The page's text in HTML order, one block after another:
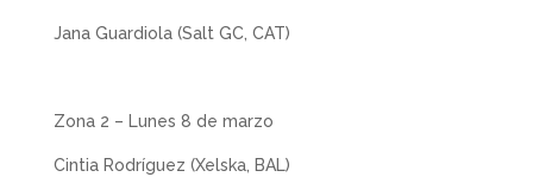
Jana Guardiola (Salt GC, CAT)
Zona 2 – Lunes 8 de marzo
Cintia Rodríguez (Xelska, BAL)